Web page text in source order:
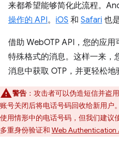
来都希望能够简化此流程。
操作的 API。 iOS 和 Safari 也
借助 WebOTP API，您的应
特殊格式的消息。这样一来，
消息中获取 OTP，并更轻松地
警告 ：攻击者可以伪造短信并盗
账号关闭后将电话号码回收给新用户
使用情形中的电话号码，但我们建议
多重身份验证和 Web Authentication